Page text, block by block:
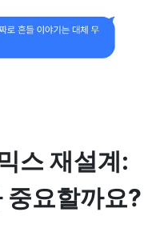
스 재설계:
중요할까요?